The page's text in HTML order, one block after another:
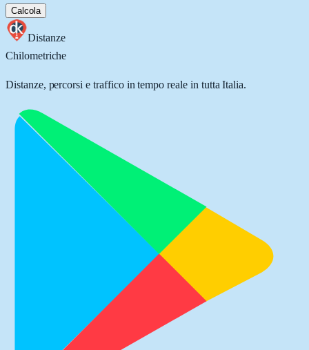
Calcola
Distanze
Chilometriche
Distanze, percorsi e traffico in tempo reale in tutta Italia.